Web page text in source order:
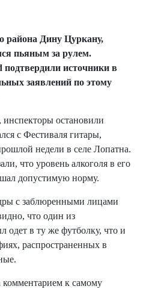
района Дину Цуркану,
пьяным за рулем.
источники в
заявлений по этому
остановили
с Фестиваля гитары,
недели в селе Лопатна.
что уровень алкоголя в его
допустимую норму.
с заблюренными лицами
что один из
одет в ту же футболку, что и
распространенных в
комментарием к самому